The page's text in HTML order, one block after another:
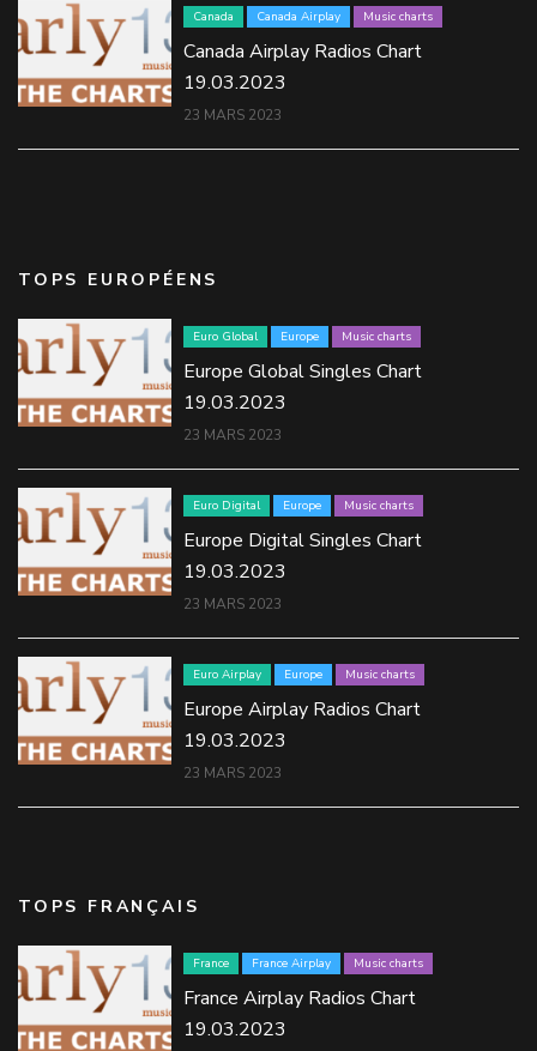
Canada Canada Airplay Music charts
Canada Airplay Radios Chart
19.03.2023
23 MARS 2023
TOPS EUROPÉENS
Euro Global Europe Music charts
Europe Global Singles Chart
19.03.2023
23 MARS 2023
Euro Digital Europe Music charts
Europe Digital Singles Chart
19.03.2023
23 MARS 2023
Euro Airplay Europe Music charts
Europe Airplay Radios Chart
19.03.2023
23 MARS 2023
TOPS FRANÇAIS
France France Airplay Music charts
France Airplay Radios Chart
19.03.2023